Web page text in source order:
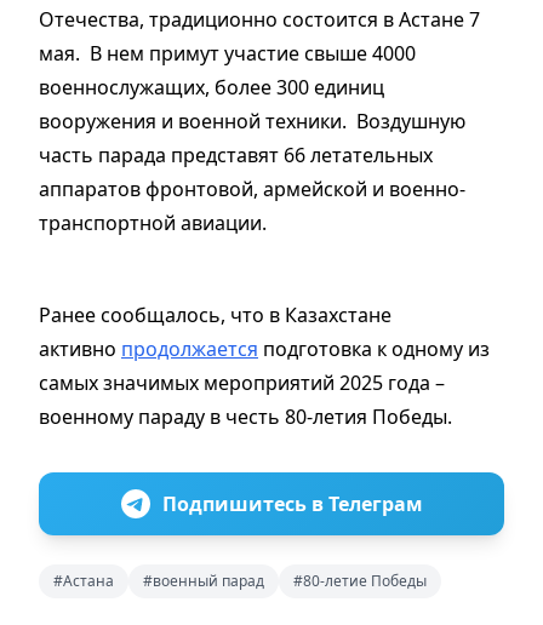
Отечества, традиционно состоится в Астане 7
мая. В нем примут участие свыше 4000
военнослужащих, более 300 единиц
вооружения и военной техники. Воздушную
часть парада представят 66 летательных
аппаратов фронтовой, армейской и военно-
транспортной авиации.
Ранее сообщалось, что в Казахстане
активно продолжается подготовка к одному из
самых значимых мероприятий 2025 года –
военному параду в честь 80-летия Победы.
Подпишитесь в Телеграм
#Астана #военный парад #80-летие Победы